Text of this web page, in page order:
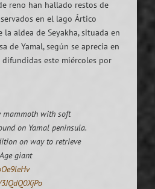
reno han hallado restos de
en el lago Ártico
la aldea de Seyakha, situada en
de Yamal, según se aprecia en
este miércoles por
mammoth with soft
on Yamal peninsula.
on way to retrieve
giant